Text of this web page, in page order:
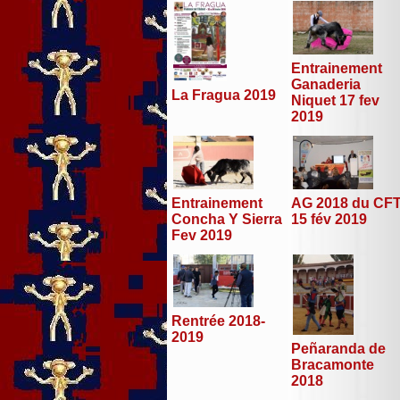
La Fragua 2019
Entrainement
Ganaderia
Niquet 17 fev
2019
Entrainement
Concha Y Sierra
Fev 2019
AG 2018 du
15 fév 2019
Rentrée 2018-
2019
Peñaranda de
Bracamonte
2018